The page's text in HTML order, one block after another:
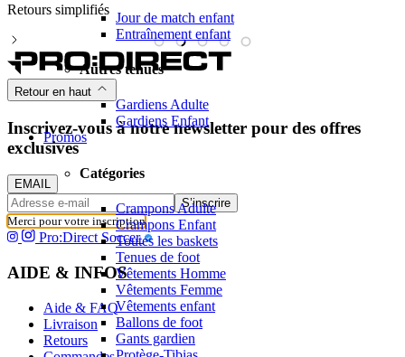
Jour de match enfant
Entraînement enfant
Autres tenues
Gardiens Adulte
Gardiens Enfant
Promos
Catégories
Crampons Adulte
Crampons Enfant
Toutes les baskets
Tenues de foot
Vêtements Homme
Vêtements Femme
Vêtements enfant
Ballons de foot
Gants gardien
Retours simplifiés
Retour en haut
Inscrivez-vous à notre newsletter pour des offres
exclusives
EMAIL
S’inscrire
Merci pour votre inscription
Pro:Direct Soccer
AIDE & INFOS
Aide & FAQ
Livraison
Retours